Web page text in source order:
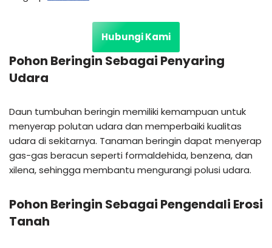
Hubungi Kami
Pohon Beringin Sebagai Penyaring
Udara
Daun tumbuhan beringin memiliki kemampuan untuk
menyerap polutan udara dan memperbaiki kualitas
udara di sekitarnya. Tanaman beringin dapat menyerap
gas-gas beracun seperti formaldehida, benzena, dan
xilena, sehingga membantu mengurangi polusi udara.
Pohon Beringin Sebagai Pengendali Erosi
Tanah